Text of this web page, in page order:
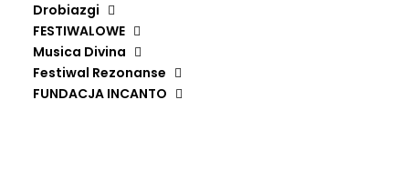
Drobiazgi
FESTIWALOWE
Musica Divina
Festiwal Rezonanse
FUNDACJA INCANTO
VISÉE, KAPSBERGER, BACH